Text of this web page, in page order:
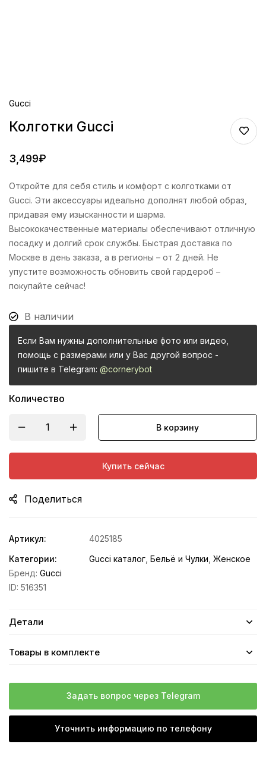
Gucci
Колготки Gucci
3,499₽
Откройте для себя стиль и комфорт с колготками от
Gucci. Эти аксессуары идеально дополнят любой образ,
придавая ему изысканности и шарма.
Высококачественные материалы обеспечивают отличную
посадку и долгий срок службы. Быстрая доставка по
Москве в день заказа, а в регионы – от 2 дней. Не
упустите возможность обновить свой гардероб –
покупайте сейчас!
В наличии
Если Вам нужны дополнительные фото или видео,
помощь с размерами или у Вас другой вопрос -
пишите в Telegram: @cornerybot
Количество
В корзину
Купить сейчас
Поделиться
Артикул:
4025185
Категории:
Gucci каталог Бельё и Чулки Женское
Бренд: Gucci
ID: 516351
Детали
Товары в комплекте
Задать вопрос через Telegram
Уточнить информацию по телефону